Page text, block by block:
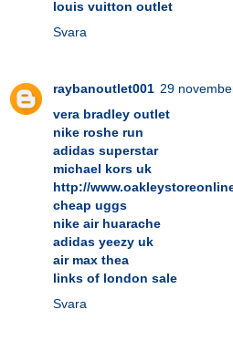
louis vuitton outlet
Svara
raybanoutlet001 29
vera bradley outlet
nike roshe run
adidas superstar
michael kors uk
http://
cheap uggs
nike air huarache
adidas yeezy uk
air max thea
links of london sale
Svara